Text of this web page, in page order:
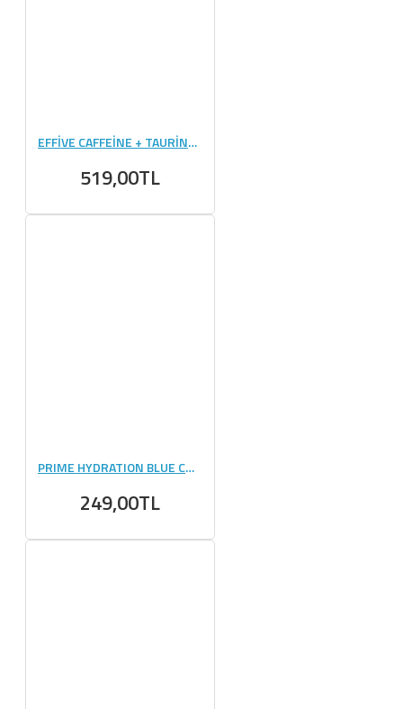
EFFİVE CAFFEİNE + TAURİNE - 100 KAPSÜL
519,00TL
PRIME HYDRATION BLUE CHİLL 500 ML TEKLİ
249,00TL